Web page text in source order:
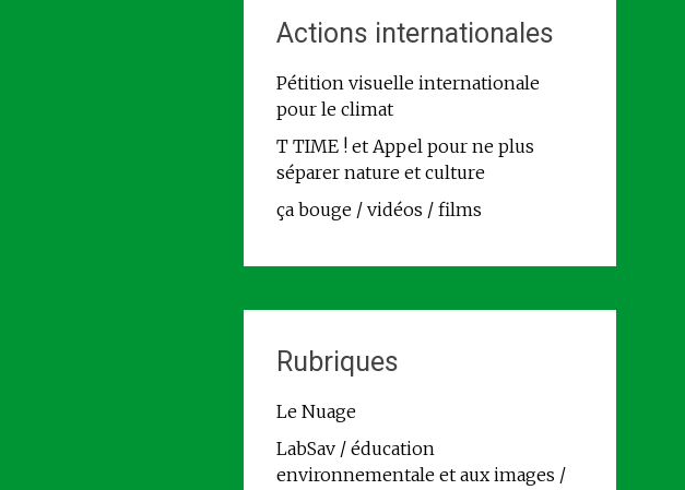
Actions internationales
Pétition visuelle internationale
pour le climat
T TIME ! et Appel pour ne plus
séparer nature et culture
ça bouge / vidéos / films
Rubriques
Le Nuage
LabSav / éducation
environnementale et aux images /